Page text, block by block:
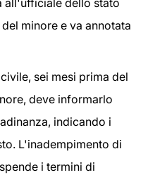
minore e va annotata
sei mesi prima del
deve informarlo
indicando i
L'inadempimento di
i termini di